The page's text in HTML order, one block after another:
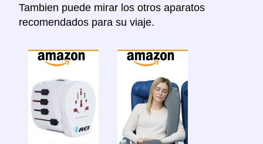
Tambien puede mirar los otros aparatos
recomendados para su viaje.